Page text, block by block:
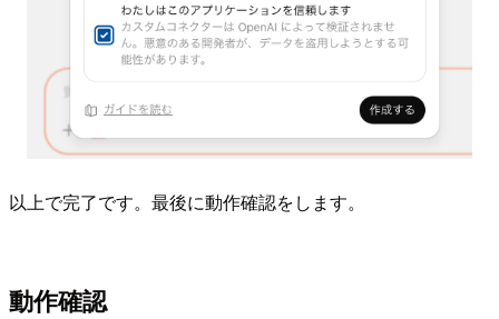
以上で完了です。最後に動作確認をします。
動作確認